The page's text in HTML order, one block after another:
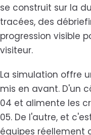
se construit sur la
tracées, des
progression visible
visiteur.
La simulation offre
mis en avant. D'un
04 et alimente les
05. De l'autre, et
équipes réellement